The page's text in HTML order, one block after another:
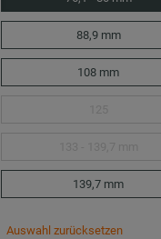
88,9 mm
108 mm
139,7 mm
Auswahl zurücksetzen